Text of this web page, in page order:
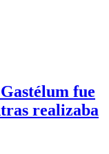
fue
realizaba